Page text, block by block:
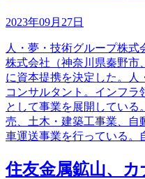
2023年09月27日
人・夢・技術グループ株式
株式会社（神奈川県秦野市
に資本提携を決定した。人
コンサルタント。インフラ
として事業を展開している
売、土木・建築工事業、自
車運送事業を行っている。
住友金属鉱山、カ